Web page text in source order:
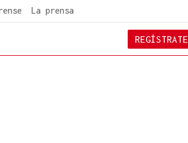
La prensa
REGÍSTRATE